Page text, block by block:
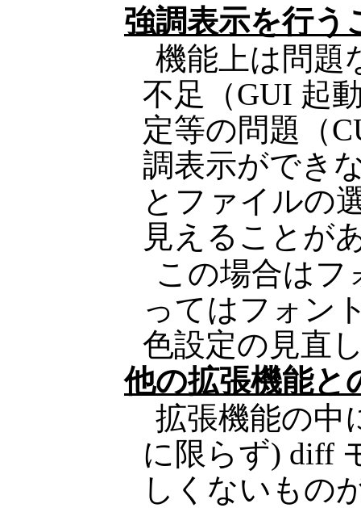
強調表示を行う
機能上は問題
不足（GUI 起
定等の問題（
調表示ができ
とファイルの
見えることが
この場合はフ
ってはフォン
色設定の見直
他の拡張機能と
拡張機能の中
に限らず) diff
しくないもの